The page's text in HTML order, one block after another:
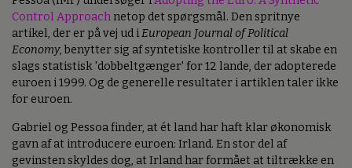
Control Approachnetop det spørgsmål. Den spritnye
artikel, der er på vej ud iEuropean Journal of Political
Economy, benytter sig af syntetiske kontroller til at skabe en
slags statistisk 'dobbeltgænger' for 12 lande, der adopterede
euroen i 1999. Og de generelle resultater i artiklen taler ikke
for euroen.
Gabriel og Pessoa finder, at ét land har haft klar økonomisk
gavn af at introducere euroen: Irland. En stor del af
gevinsten skyldes dog, at Irland har formået at tiltrække en